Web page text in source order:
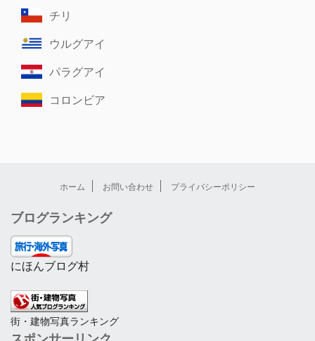
チリ
ウルグアイ
パラグアイ
コロンビア
ホーム お問い合わせ プライバシーポリシー
ブログランキング
にほんブログ村
街・建物写真ランキング